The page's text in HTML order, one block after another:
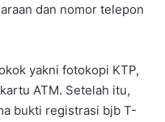
dan nomor telepon
yakni fotokopi KTP,
ATM. Setelah itu,
bukti registrasi bjb T-